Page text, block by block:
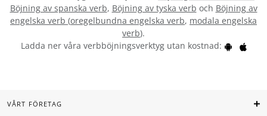
Böjning av spanska verb, Böjning av tyska verb och Böjning av
engelska verb (oregelbundna engelska verb, modala engelska
verb).
Ladda ner våra verbböjningsverktyg utan kostnad:
VÅRT FÖRETAG